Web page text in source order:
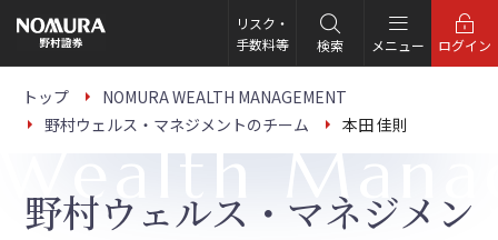
の
ー
リスク・
手数料等
検索 メニュー ログイン
トップ
NOMURA WEALTH MANAGEMENT
野村ウェルス・マネジメントのチーム
本田 佳則
Wealth
野村ウェルス・マネジメン